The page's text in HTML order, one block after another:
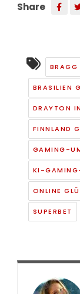
Share
BRASILIEN
DRAYTON
FINNLAND
GAMING-
KI-
ONLINE
SUPERBET